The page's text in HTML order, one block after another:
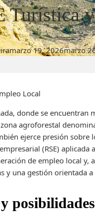
Turística
marzo 19, 2026marzo
Local
donde se
agroforestal
ejerce presión
(RSE)
de empleo local
y una gestión orientada
posibilidades